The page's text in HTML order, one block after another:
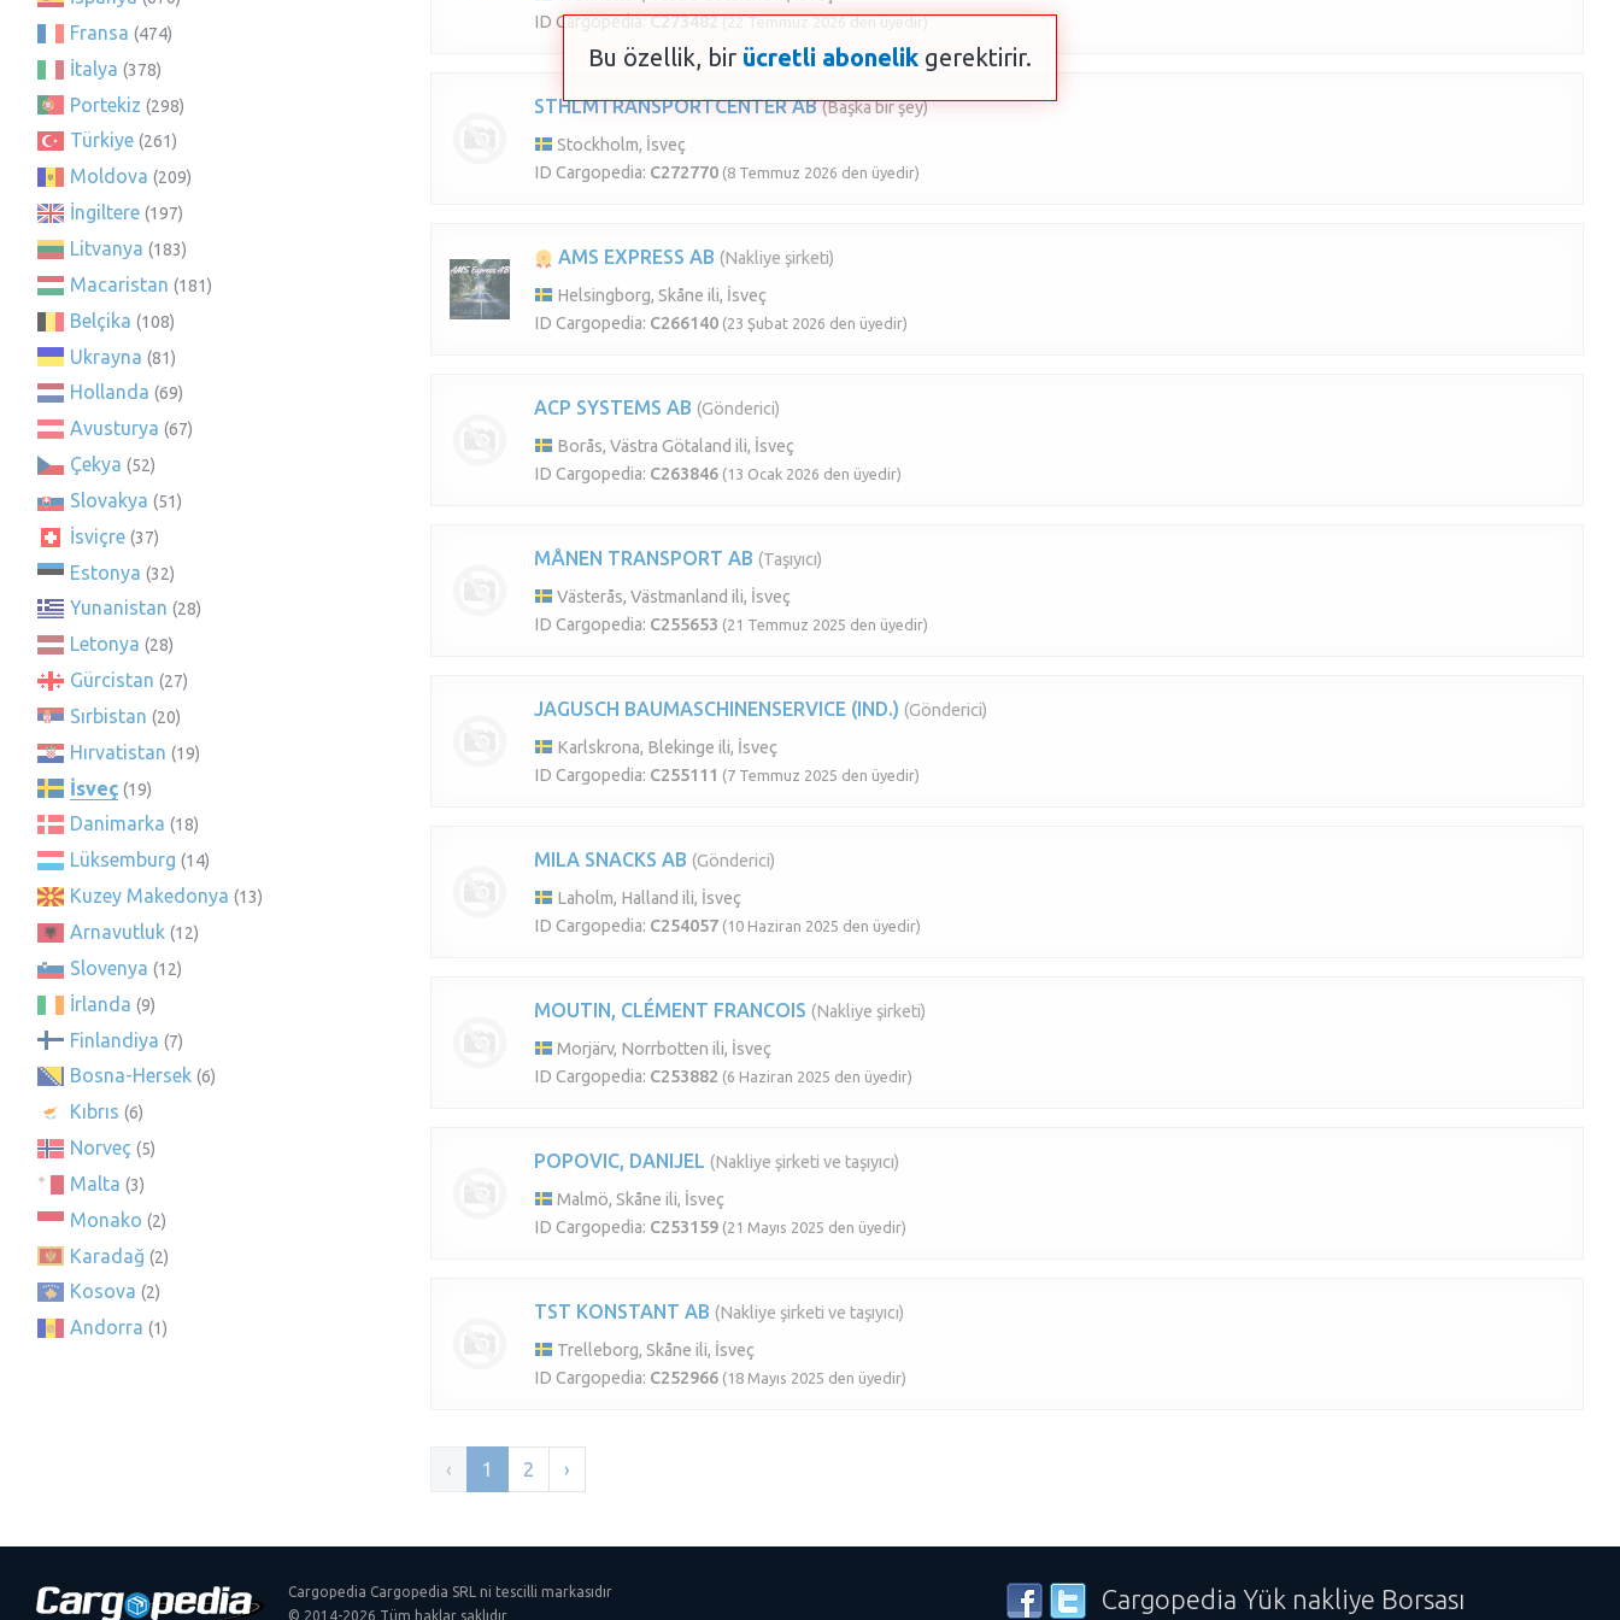
Fransa (474)
İtalya (378)
Portekiz (298)
Türkiye (261)
Moldova (209)
İngiltere (197)
Litvanya (183)
Macaristan (181)
Belçika (108)
Ukrayna (81)
Hollanda (69)
Avusturya (67)
Çekya (52)
Slovakya (51)
İsviçre (37)
Estonya (32)
Yunanistan (28)
Letonya (28)
Gürcistan (27)
Sırbistan (20)
Hırvatistan (19)
İsveç (19)
Danimarka (18)
Lüksemburg (14)
Kuzey Makedonya (13)
Arnavutluk (12)
Slovenya (12)
İrlanda (9)
Finlandiya (7)
Bosna-Hersek (6)
Kıbrıs (6)
Norveç (5)
Malta (3)
Monako (2)
Karadağ (2)
Kosova (2)
Andorra (1)
ID Cargopedia:C273482 (22 Temmuz 2026 den üyedir)
STHLMTRANSPORTCENTER AB (Başka bir şey)
Stockholm, İsveç
ID Cargopedia: C272770 (8 Temmuz 2026 den üyedir)
AMS EXPRESS AB (Nakliye şirketi)
Helsingborg, Skåne ili, İsveç
ID Cargopedia: C266140 (23 Şubat 2026 den üyedir)
ACP SYSTEMS AB (Gönderici)
Borås, Västra Götaland ili, İsveç
ID Cargopedia: C263846 (13 Ocak 2026 den üyedir)
MÅNEN TRANSPORT AB (Taşıyıcı)
Västerås, Västmanland ili, İsveç
ID Cargopedia: C255653 (21 Temmuz 2025 den üyedir)
JAGUSCH BAUMASCHINENSERVICE (IND.) (Gönderici)
Karlskrona, Blekinge ili, İsveç
ID Cargopedia: C255111 (7 Temmuz 2025 den üyedir)
MILA SNACKS AB (Gönderici)
Laholm, Halland ili, İsveç
ID Cargopedia: C254057 (10 Haziran 2025 den üyedir)
MOUTIN, CLÉMENT FRANCOIS (Nakliye şirketi)
Morjärv, Norrbotten ili, İsveç
ID Cargopedia: C253882 (6 Haziran 2025 den üyedir)
POPOVIC, DANIJEL (Nakliye şirketi ve taşıyıcı)
Malmö, Skåne ili, İsveç
ID Cargopedia: C253159 (21 Mayıs 2025 den üyedir)
TST KONSTANT AB (Nakliye şirketi ve taşıyıcı)
Trelleborg, Skåne ili, İsveç
ID Cargopedia: C252966 (18 Mayıs 2025 den üyedir)
‹ 1 2 ›
Bu özellik, bir ücretli abonelik gerektirir.
Cargopedia Cargopedia SRL ni tescilli markasıdır
© 2014-2026 Tüm haklar saklıdır
Cargopedia Yük nakliye Borsası